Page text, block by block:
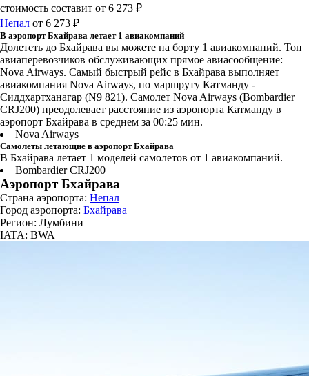
стоимость составит от 6 273 ₽
Непал от 6 273 ₽
В аэропорт Бхайрава летает 1 авиакомпаний
Долететь до Бхайрава вы можете на борту 1 авиакомпаний. Топ
авиаперевозчиков обслуживающих прямое авиасообщение:
Nova Airways. Самый быстрый рейс в Бхайрава выполняет
авиакомпания Nova Airways, по маршруту Катманду -
Сиддхартханагар (N9 821). Самолет Nova Airways (Bombardier
CRJ200) преодолевает расстояние из аэропорта Катманду в
аэропорт Бхайрава в среднем за 00:25 мин.
Nova Airways
Самолеты летающие в аэропорт Бхайрава
В Бхайрава летает 1 моделей самолетов от 1 авиакомпаний.
Bombardier CRJ200
Аэропорт Бхайрава
Страна аэропорта: Непал
Город аэропорта: Бхайрава
Регион: Лумбини
IATA: BWA